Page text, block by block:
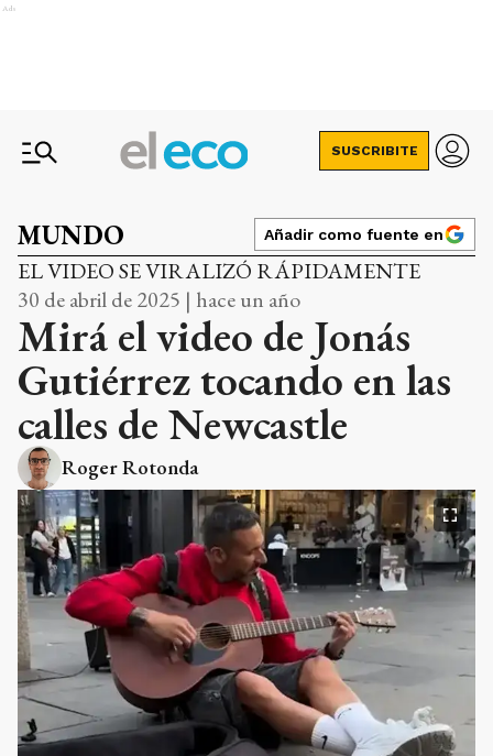
Ads
SUSCRIBITE
MUNDO Añadir como fuente en
EL VIDEO SE VIRALIZÓ RÁPIDAMENTE
30 de abril de 2025 | hace un año
Mirá el video de Jonás
Gutiérrez tocando en las
calles de Newcastle
Roger Rotonda